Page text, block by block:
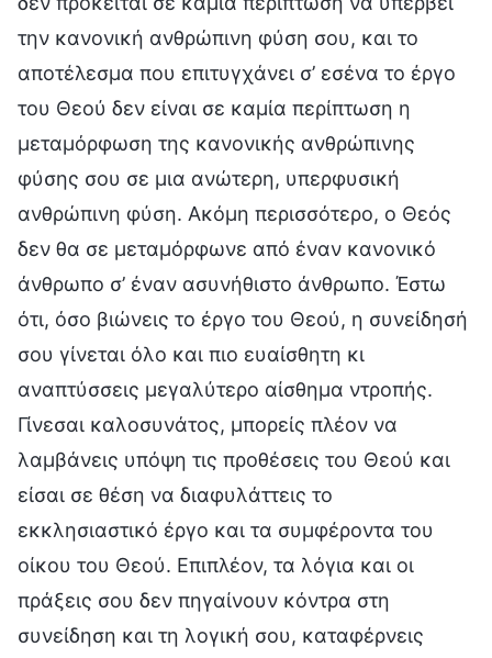
την κανονική ανθρώπινη φύση σου, και το
αποτέλεσμα που επιτυγχάνει σ’ εσένα το έργο
του Θεού δεν είναι σε καμία περίπτωση η
μεταμόρφωση της κανονικής ανθρώπινης
φύσης σου σε μια ανώτερη, υπερφυσική
ανθρώπινη φύση. Ακόμη περισσότερο, ο Θεός
δεν θα σε μεταμόρφωνε από έναν κανονικό
άνθρωπο σ’ έναν ασυνήθιστο άνθρωπο. Έστω
ότι, όσο βιώνεις το έργο του Θεού, η συνείδησή
σου γίνεται όλο και πιο ευαίσθητη κι
αναπτύσσεις μεγαλύτερο αίσθημα ντροπής.
Γίνεσαι καλοσυνάτος, μπορείς πλέον να
λαμβάνεις υπόψη τις προθέσεις του Θεού και
είσαι σε θέση να διαφυλάττεις το
εκκλησιαστικό έργο και τα συμφέροντα του
οίκου του Θεού. Επιπλέον, τα λόγια και οι
πράξεις σου δεν πηγαίνουν κόντρα στη
συνείδηση και τη λογική σου, καταφέρνεις